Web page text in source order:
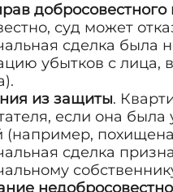
добросовестного
суд может
сделка была
убытков с лица,
из защиты.
если она была
(например,
сделка